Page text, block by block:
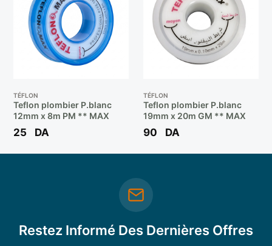
TÉFLON
Teflon plombier P.blanc
12mm x 8m PM ** MAX
25 DA
TÉFLON
Teflon plombier P.blanc
19mm x 20m GM ** MAX
90 DA
Restez Informé Des Dernières Offres